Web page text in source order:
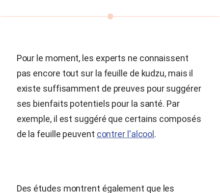
Pour le moment, les experts ne connaissent
pas encore tout sur la feuille de kudzu, mais il
existe suffisamment de preuves pour suggérer
ses bienfaits potentiels pour la santé. Par
exemple, il est suggéré que certains composés
de la feuille peuvent contrer l'alcool .
Des études montrent également que les